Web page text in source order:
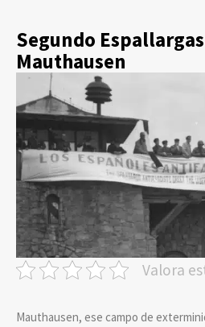
Segundo
Mauthausen
Valora
Mauthausen, ese campo de